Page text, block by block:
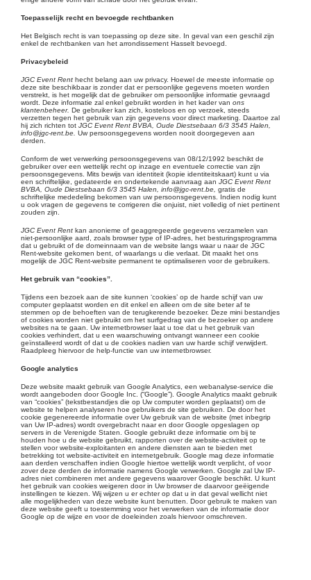
Toepasselijk recht en bevoegde rechtbanken
Het Belgisch recht is van toepassing op deze site. In geval van een geschil zijn
enkel de rechtbanken van het arrondissement Hasselt bevoegd.
Privacybeleid
JGC Event Rent hecht belang aan uw privacy. Hoewel de meeste informatie op
deze site beschikbaar is zonder dat er persoonlijke gegevens moeten worden
verstrekt, is het mogelijk dat de gebruiker om persoonlijke informatie gevraagd
wordt. Deze informatie zal enkel gebruikt worden in het kader van ons
klantenbeheer. De gebruiker kan zich, kosteloos en op verzoek, steeds
verzetten tegen het gebruik van zijn gegevens voor direct marketing. Daartoe zal
hij zich richten tot JGC Event Rent BVBA, Oude Diestsebaan 6/3 3545 Halen,
info@jgc-rent.be. Uw persoonsgegevens worden nooit doorgegeven aan
derden.
Conform de wet verwerking persoonsgegevens van 08/12/1992 beschikt de
gebruiker over een wettelijk recht op inzage en eventuele correctie van zijn
persoonsgegevens. Mits bewijs van identiteit (kopie identiteitskaart) kunt u via
een schriftelijke, gedateerde en ondertekende aanvraag aan JGC Event Rent
BVBA, Oude Diestsebaan 6/3 3545 Halen, info@jgc-rent.be, gratis de
schriftelijke mededeling bekomen van uw persoonsgegevens. Indien nodig kunt
u ook vragen de gegevens te corrigeren die onjuist, niet volledig of niet pertinent
zouden zijn.
JGC Event Rent kan anonieme of geaggregeerde gegevens verzamelen van
niet-persoonlijke aard, zoals browser type of IP-adres, het besturingsprogramma
dat u gebruikt of de domeinnaam van de website langs waar u naar de JGC
Rent-website gekomen bent, of waarlangs u die verlaat. Dit maakt het ons
mogelijk de JGC Rent-website permanent te optimaliseren voor de gebruikers.
Het gebruik van “cookies”.
Tijdens een bezoek aan de site kunnen ‘cookies’ op de harde schijf van uw
computer geplaatst worden en dit enkel en alleen om de site beter af te
stemmen op de behoeften van de terugkerende bezoeker. Deze mini bestandjes
of cookies worden niet gebruikt om het surfgedrag van de bezoeker op andere
websites na te gaan. Uw internetbrowser laat u toe dat u het gebruik van
cookies verhindert, dat u een waarschuwing ontvangt wanneer een cookie
geïnstalleerd wordt of dat u de cookies nadien van uw harde schijf verwijdert.
Raadpleeg hiervoor de help-functie van uw internetbrowser.
Google analytics
Deze website maakt gebruik van Google Analytics, een webanalyse-service die
wordt aangeboden door Google Inc. (“Google”). Google Analytics maakt gebruik
van “cookies” (tekstbestandjes die op Uw computer worden geplaatst) om de
website te helpen analyseren hoe gebruikers de site gebruiken. De door het
cookie gegenereerde informatie over Uw gebruik van de website (met inbegrip
van Uw IP-adres) wordt overgebracht naar en door Google opgeslagen op
servers in de Verenigde Staten. Google gebruikt deze informatie om bij te
houden hoe u de website gebruikt, rapporten over de website-activiteit op te
stellen voor website-exploitanten en andere diensten aan te bieden met
betrekking tot website-activiteit en internetgebruik. Google mag deze informatie
aan derden verschaffen indien Google hiertoe wettelijk wordt verplicht, of voor
zover deze derden de informatie namens Google verwerken. Google zal Uw IP-
adres niet combineren met andere gegevens waarover Google beschikt. U kunt
het gebruik van cookies weigeren door in Uw browser de daarvoor geëigende
instellingen te kiezen. Wij wijzen u er echter op dat u in dat geval wellicht niet
alle mogelijkheden van deze website kunt benutten. Door gebruik te maken van
deze website geeft u toestemming voor het verwerken van de informatie door
Google op de wijze en voor de doeleinden zoals hiervoor omschreven.